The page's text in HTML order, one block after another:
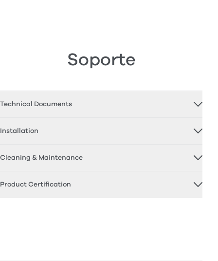
Soporte
Technical Documents
Installation
Cleaning & Maintenance
Product Certification